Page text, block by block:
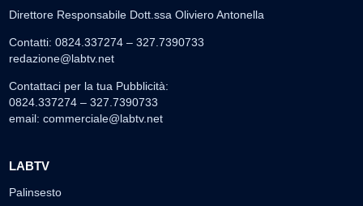
Direttore Responsabile Dott.ssa Oliviero Antonella
Contatti: 0824.337274 – 327.7390733
redazione@labtv.net
Contattaci per la tua Pubblicità:
0824.337274 – 327.7390733
email: commerciale@labtv.net
LABTV
Palinsesto